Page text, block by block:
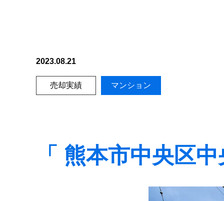
2023.08.21
売却実績 マンション
「 熊本市中央区